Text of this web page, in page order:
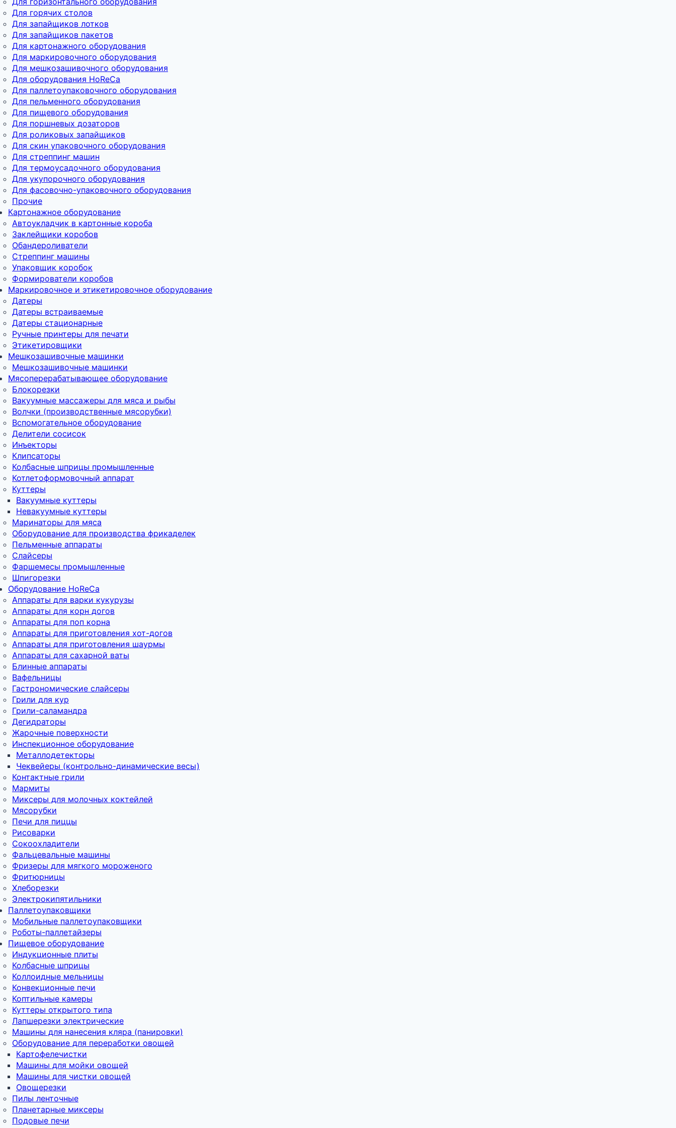
Для горячих столов
Для запайщиков лотков
Для запайщиков пакетов
Для картонажного оборудования
Для маркировочного оборудования
Для мешкозашивочного оборудования
Для оборудования HoReCa
Для паллетоупаковочного оборудования
Для пельменного оборудования
Для пищевого оборудования
Для поршневых дозаторов
Для роликовых запайщиков
Для скин упаковочного оборудования
Для стреппинг машин
Для термоусадочного оборудования
Для укупорочного оборудования
Для фасовочно-упаковочного оборудования
Прочие
Картонажное оборудование
Автоукладчик в картонные короба
Заклейщики коробов
Обандероливатели
Стреппинг машины
Упаковщик коробок
Формирователи коробов
Маркировочное и этикетировочное оборудование
Датеры
Датеры встраиваемые
Датеры стационарные
Ручные принтеры для печати
Этикетировщики
Мешкозашивочные машинки
Мешкозашивочные машинки
Мясоперерабатывающее оборудование
Блокорезки
Вакуумные массажеры для мяса и рыбы
Волчки (производственные мясорубки)
Вспомогательное оборудование
Делители сосисок
Инъекторы
Клипсаторы
Колбасные шприцы промышленные
Котлетоформовочный аппарат
Куттеры
Вакуумные куттеры
Невакуумные куттеры
Маринаторы для мяса
Оборудование для производства фрикаделек
Пельменные аппараты
Слайсеры
Фаршемесы промышленные
Шпигорезки
Оборудование HoReCa
Аппараты для варки кукурузы
Аппараты для корн догов
Аппараты для поп корна
Аппараты для приготовления хот-догов
Аппараты для приготовления шаурмы
Аппараты для сахарной ваты
Блинные аппараты
Вафельницы
Гастрономические слайсеры
Грили для кур
Грили-саламандра
Дегидраторы
Жарочные поверхности
Инспекционное оборудование
Металлодетекторы
Чеквейеры (контрольно-динамические весы)
Контактные грили
Мармиты
Миксеры для молочных коктейлей
Мясорубки
Печи для пиццы
Рисоварки
Сокоохладители
Фальцевальные машины
Фризеры для мягкого мороженого
Фритюрницы
Хлеборезки
Электрокипятильники
Паллетоупаковщики
Мобильные паллетоупаковщики
Роботы-паллетайзеры
Пищевое оборудование
Индукционные плиты
Колбасные шприцы
Коллоидные мельницы
Конвекционные печи
Коптильные камеры
Куттеры открытого типа
Лапшерезки электрические
Машины для нанесения кляра (панировки)
Оборудование для переработки овощей
Картофелечистки
Машины для мойки овощей
Машины для чистки овощей
Овощерезки
Пилы ленточные
Планетарные миксеры
Подовые печи